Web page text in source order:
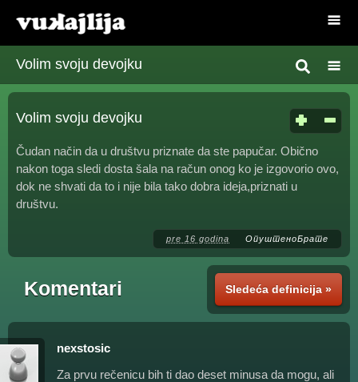
Volim svoju devojku
Volim svoju devojku
Čudan način da u društvu priznate da ste papučar. Obično
nakon toga sledi dosta šala na račun onog ko je izgovorio ovo,
dok ne shvati da to i nije bila tako dobra ideja,priznati u
društvu.
pre 16 godina ОпуштеноБрате
Sledeća definicija »
Komentari
nexstosic
Za prvu rečenicu bih ti dao deset minusa da mogu, ali